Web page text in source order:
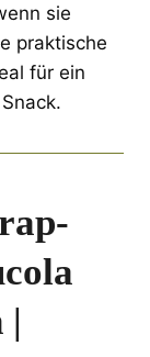
sie
praktische
für ein
|